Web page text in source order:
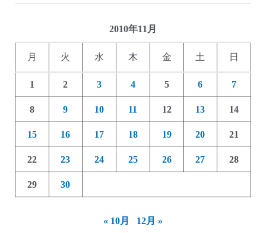
2010年11月
月 火 水 木 金 土 日
1 2 3 4 5 6 7
8 9 10 11 12 13 14
15 16 17 18 19 20 21
22 23 24 25 26 27 28
29 30
« 10月 12月 »